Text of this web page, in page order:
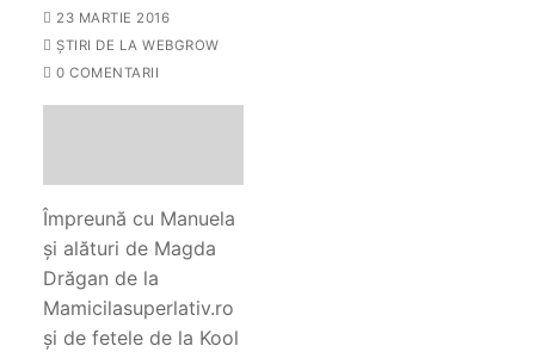
23 MARTIE 2016
ȘTIRI DE LA WEBGROW
0 COMENTARII
Împreună cu Manuela
și alături de Magda
Drăgan de la
Mamicilasuperlativ.ro
și de fetele de la Kool